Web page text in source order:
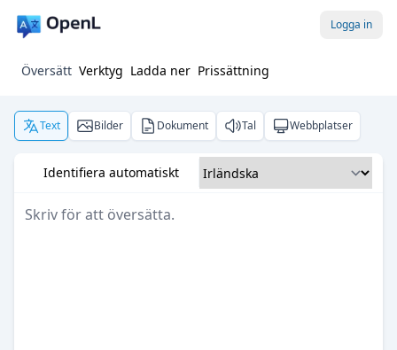
Logga in
Översätt Verktyg Ladda ner Prissättning
Text Bilder Dokument Tal Webbplatser
Identifiera automatiskt